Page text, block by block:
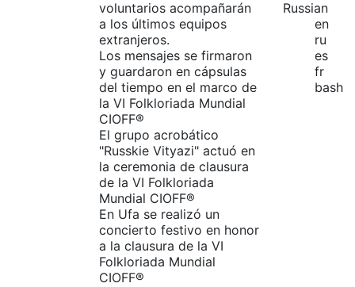
voluntarios acompañarán
a los últimos equipos
extranjeros.
Los mensajes se firmaron
y guardaron en cápsulas
del tiempo en el marco de
la VI Folkloriada Mundial
CIOFF®️
El grupo acrobático
"Russkie Vityazi" actuó en
la ceremonia de clausura
de la VI Folkloriada
Mundial CIOFF®️
En Ufa se realizó un
concierto festivo en honor
a la clausura de la VI
Folkloriada Mundial
CIOFF®️
Russian
en
ru
es
fr
bash